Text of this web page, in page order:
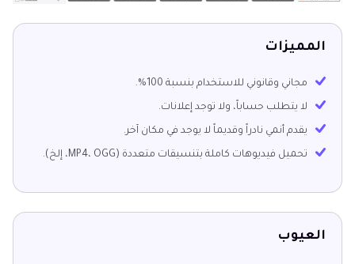
المميزات
مجاني وقانوني للاستخدام بنسبة 100%.
لا يتطلب حساباً، ولا توجد إعلانات.
يقدم أنمي نادراً وقديماً لا يوجد في مكان آخر.
تحميل فيديوهات كاملة بتنسيقات متعددة (MP4، OGG، إلخ).
العيوب